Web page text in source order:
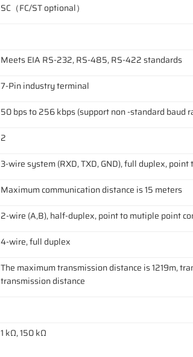
SC（FC/ST optional）
Meets EIA RS-232, RS-485, RS-422 standards
7-Pin industry terminal
50 bps to 256 kbps (support non -standard baud
2
3-wire system (RXD, TXD, GND), full duplex,
Maximum communication distance is 15 meters
2-wire (A,B), half-duplex, point to mutiple point
4-wire, full duplex
The maximum transmission distance is 1219m,
transmission distance
1 kΩ, 150 kΩ